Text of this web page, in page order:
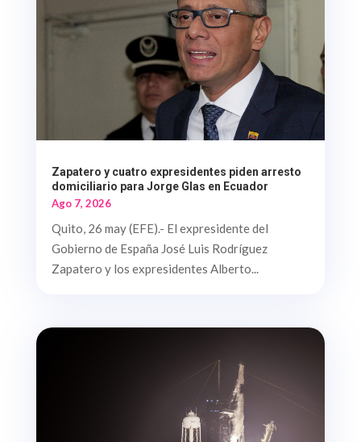
Zapatero y cuatro expresidentes piden arresto
domiciliario para Jorge Glas en Ecuador
Ago 7, 2026
Quito, 26 may (EFE).- El expresidente del
Gobierno de España José Luis Rodríguez
Zapatero y los expresidentes Alberto...